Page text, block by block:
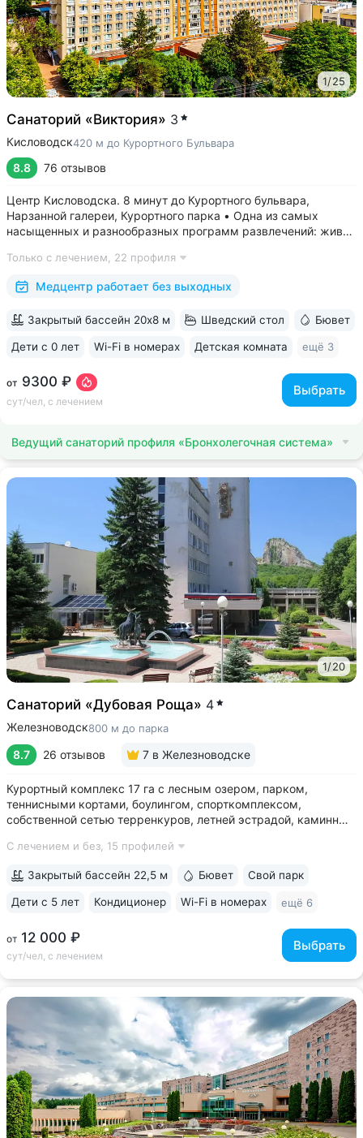
1/25
Санаторий «Виктория» 3
Кисловодск420 м до Курортного Бульвара
8.8 76 отзывов
Центр Кисловодска. 8 минут до Курортного бульвара,
Нарзанной галереи, Курортного парка • Одна из самых
насыщенных и разнообразных программ развлечений: живая
стендап, мастер-классы по рисованию «эбру» и танцам
(бачата, восточные танцы)....
Только с лечением, 22 профиля
Медцентр работает без выходных
от 9300 ₽
сут/чел, с лечением
Выбрать
Закрытый бассейн 20х8 м Шведский стол Бювет
Дети с 0 лет Wi-Fi в номерах Детская комната ещё 3
Ведущий санаторий профиля «Бронхолегочная система»
1/20
Санаторий «Дубовая Роща» 4
Железноводск800 м до парка
8.7 26 отзывов 7 в Железноводске
Курортный комплекс 17 га с лесным озером, парком,
теннисными кортами, боулингом, спорткомплексом,
собственной сетью терренкуров, летней эстрадой, каминным
домиком, лодочной станцией с катамаранами и зоной для
С лечением и без, 15 профилей
от 12 000 ₽
сут/чел, с лечением
Выбрать
Закрытый бассейн 22,5 м Бювет Свой парк
Дети с 5 лет Кондиционер Wi-Fi в номерах ещё 6